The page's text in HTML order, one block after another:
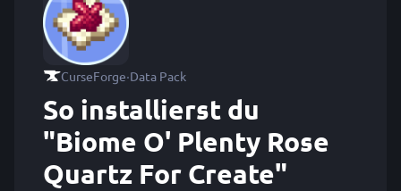
CurseForge·Data Pack
So installierst du
"Biome O' Plenty Rose
Quartz For Create"